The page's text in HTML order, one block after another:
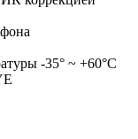
-35° ~ +60°C